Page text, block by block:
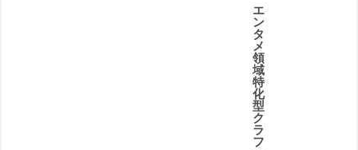
エ
ン
タ
メ
領
域
特
化
型
ク
ラ
フ